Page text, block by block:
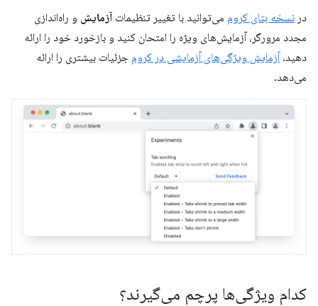
در نسخه بتای کروم می‌توانید با تغییر تنظیمات آزمایش و راه‌اندازی
مجدد مرورگر، آزمایش‌های ویژه را امتحان کنید و بازخورد خود را ارائه
دهید.آزمایش ویژگی‌های آزمایشی در کروم جزئیات بیشتری را ارائه
می‌دهد.
کدام ویژگی‌ها پرچم می‌گیرند؟